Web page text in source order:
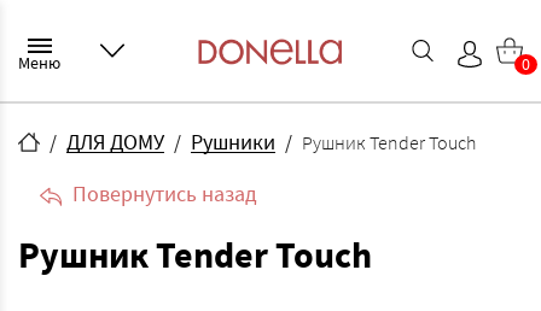
Меню 0
ДЛЯ ДОМУ Рушники Рушник Tender Touch
Повернутись назад
Рушник Tender Touch